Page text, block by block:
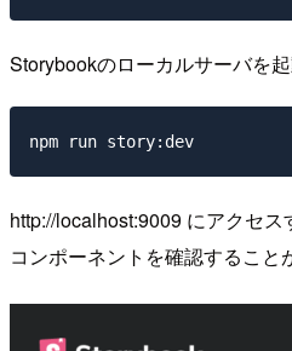
Storybookのローカルサーバを起
http://localhost:9009 にアクセ
コンポーネントを確認すること